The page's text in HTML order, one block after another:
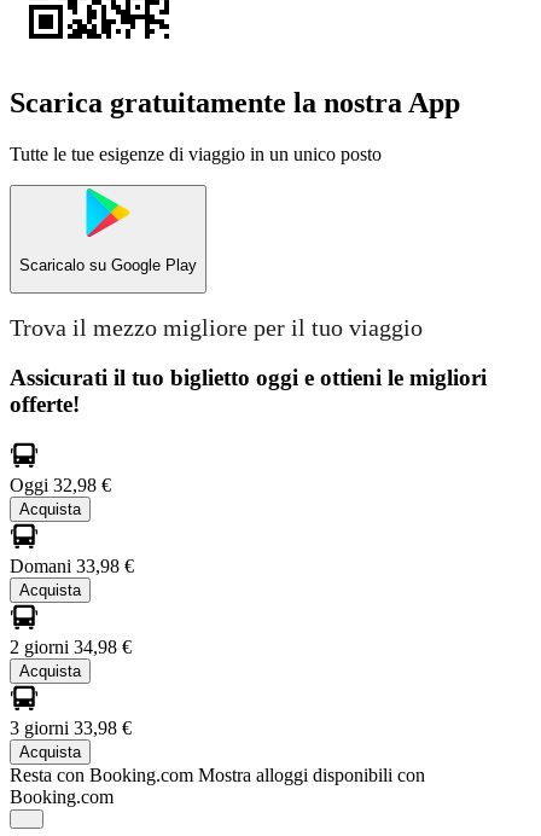
Scarica gratuitamente la nostra App
Tutte le tue esigenze di viaggio in un unico posto
Scaricalo su Google Play
Trova il mezzo migliore per il tuo viaggio
Assicurati il ​​tuo biglietto oggi e ottieni le migliori
offerte!
Oggi 32,98 €
Acquista
Domani 33,98 €
Acquista
2 giorni 34,98 €
Acquista
3 giorni 33,98 €
Acquista
Resta con Booking.com Mostra alloggi disponibili con
Booking.com